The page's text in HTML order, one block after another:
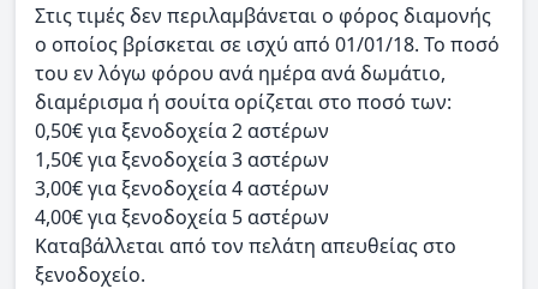
Στις τιμές δεν περιλαμβάνεται ο φόρος διαμονής
ο οποίος βρίσκεται σε ισχύ από 01/01/18. Το ποσό
του εν λόγω φόρου ανά ημέρα ανά δωμάτιο,
διαμέρισμα ή σουίτα ορίζεται στο ποσό των:
0,50€ για ξενοδοχεία 2 αστέρων
1,50€ για ξενοδοχεία 3 αστέρων
3,00€ για ξενοδοχεία 4 αστέρων
4,00€ για ξενοδοχεία 5 αστέρων
Καταβάλλεται από τον πελάτη απευθείας στο
ξενοδοχείο.